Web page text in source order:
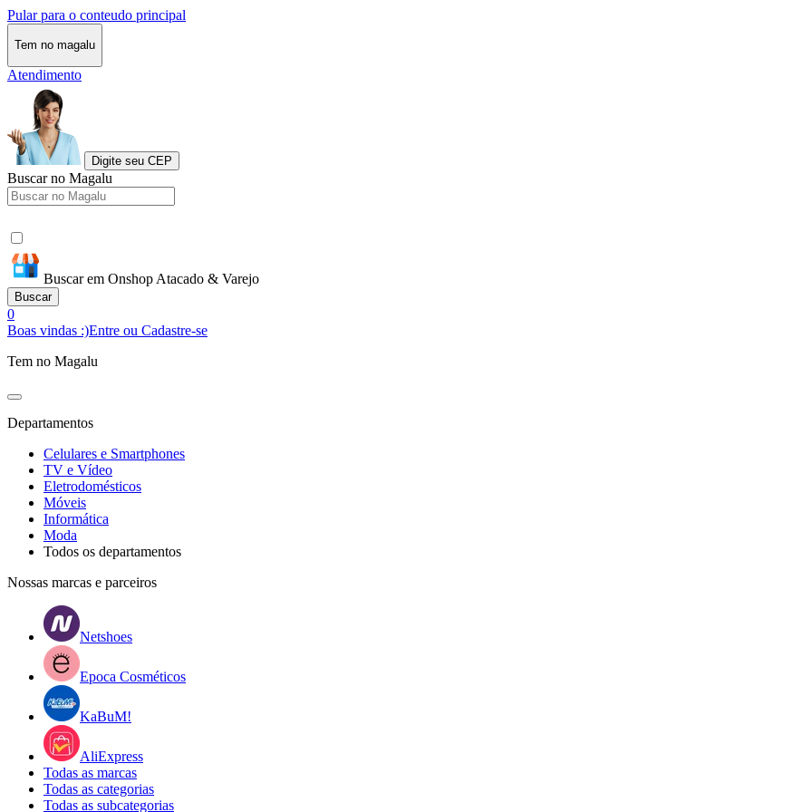
Pular para o conteudo principal
Tem no magalu
Atendimento
Digite seu CEP
Buscar no Magalu
Buscar em Onshop Atacado & Varejo
Buscar
0
Boas vindas :)Entre ou Cadastre-se
Tem no Magalu
Departamentos
Celulares e Smartphones
TV e Vídeo
Eletrodomésticos
Móveis
Informática
Moda
Todos os departamentos
Nossas marcas e parceiros
Netshoes
Epoca Cosméticos
KaBuM!
AliExpress
Todas as marcas
Todas as categorias
Todas as subcategorias